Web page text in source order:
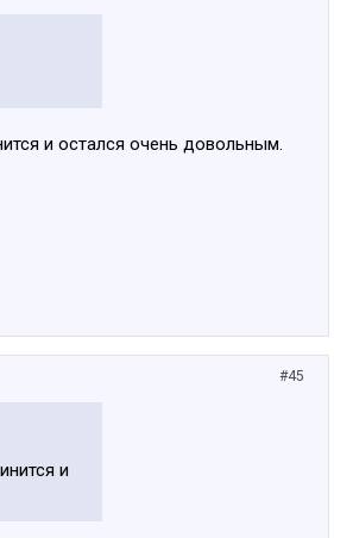
и остался очень довольным.
#45
и